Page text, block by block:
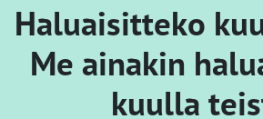
Haluaisitteko
Me ainakin
kuulla